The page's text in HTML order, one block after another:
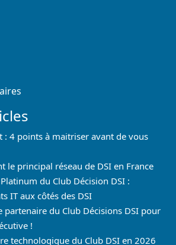
: 4 points à maitriser avant de vous
le principal réseau de DSI en France
du Club Décision DSI :
IT aux côtés des DSI
partenaire du Club Décisions DSI pour
!
technologique du Club DSI en 2026